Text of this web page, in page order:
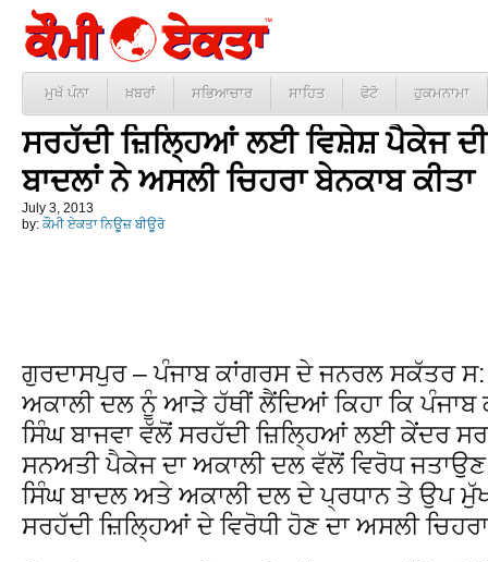
ਮੁਖੱ ਪੰਨਾ ਖ਼ਬਰਾਂ ਸਭਿਆਚਾਰ ਸਾਹਿਤ ਫੋਟੋ ਹੁਕਮਨਾਮਾ
ਸਰਹੱਦੀ ਜ਼ਿਲ੍ਹਿਆਂ ਲਈ ਵਿਸ਼ੇਸ਼ ਪੈਕੇਜ
ਬਾਦਲਾਂ ਨੇ ਅਸਲੀ ਚਿਹਰਾ ਬੇਨਕਾਬ ਕੀਤਾ
July 3, 2013
by: ਕੌਮੀ ਏਕਤਾ ਨਿਊਜ਼ ਬੀਊਰੋ
ਗੁਰਦਾਸਪੁਰ – ਪੰਜਾਬ ਕਾਂਗਰਸ ਦੇ ਜਨਰਲ ਸਕੱਤਰ ਸ:
ਅਕਾਲੀ ਦਲ ਨੂੰ ਆੜੇ ਹੱਥੀਂ ਲੈਂਦਿਆਂ ਕਿਹਾ ਕਿ ਪੰਜਾਬ
ਸਿੰਘ ਬਾਜਵਾ ਵੱਲੋਂ ਸਰਹੱਦੀ ਜ਼ਿਲ੍ਹਿਆਂ ਲਈ ਕੇਂਦਰ
ਸਨਅਤੀ ਪੈਕੇਜ ਦਾ ਅਕਾਲੀ ਦਲ ਵੱਲੋਂ ਵਿਰੋਧ
ਸਿੰਘ ਬਾਦਲ ਅਤੇ ਅਕਾਲੀ ਦਲ ਦੇ ਪ੍ਰਧਾਨ ਤੇ ਉਪ
ਸਰਹੱਦੀ ਜ਼ਿਲ੍ਹਿਆਂ ਦੇ ਵਿਰੋਧੀ ਹੋਣ ਦਾ ਅਸਲੀ